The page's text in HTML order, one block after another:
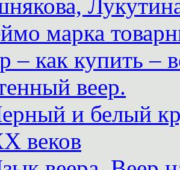
марка
– как купить –
веер.
и белый
веков